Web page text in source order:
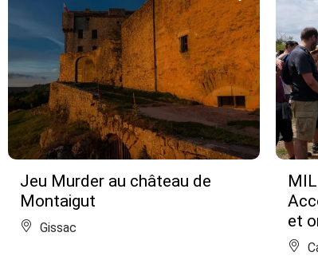
Jeu Murder au château de
Montaigut
Gissac
et